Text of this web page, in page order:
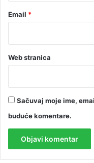
Email *
Web stranica
Sačuvaj moje ime,
buduće komentare.